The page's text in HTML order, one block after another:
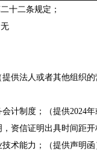
十二条规定；
无
提供法人或者其他组织
计制度；
（提供2024
资信证明出具时间距
技术能力 ； （提供声明函